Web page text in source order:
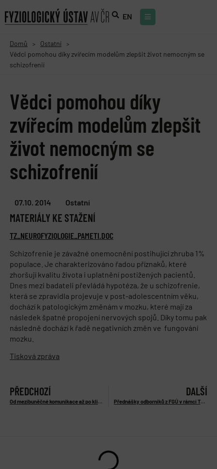
EN
Domů > Ostatní >
Vědci pomohou díky zvířecím modelům zlepšit život nemocným se
schizofrenií
Vědci pomohou díky
zvířecím modelům zlepšit
život nemocným se
schizofrenií
07.10. 2014 Ostatní
MATERIÁLY KE STAŽENÍ
TZ_NEUROFYZIOLOGIE_PAMETI.DOC
Schizofrenie je závažné onemocnění postihující zhruba 1%
populace. Je charakterizováno řadou příznaků, které
zhoršují kvalitu života i uplatnění postižených pacientů.
Dnes mezi badateli převládá hypotéza, že u schizofrenie,
která se zpravidla projevuje v post-adolescentním věku,
dochází k patologickým změnám v mozku, které mají za
následek špatné propojení nervových spojů. Díky tomu pak
následně dochází k řadě negativních změn ve fungování
mozku.
Tisková zpráva
PŘEDCHOZÍ
Od mezibuněčné komunikace až po klinické testování inhibitoru C-konce konexinu43
DALŠÍ
Přednášky odborníků z FGÚ v rámci Týdne vědy a techniky 2014